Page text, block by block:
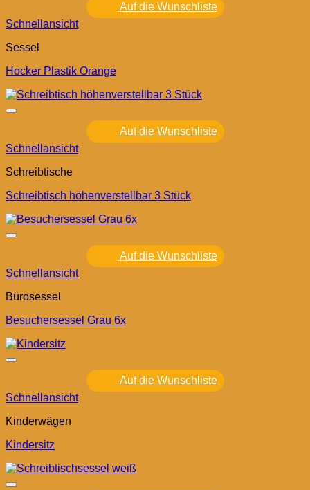
Auf die Wunschliste
Schnellansicht
Sessel
Hocker Plastik Orange
Auf die Wunschliste
Schnellansicht
Schreibtische
Schreibtisch höhenverstellbar 3 Stück
Auf die Wunschliste
Schnellansicht
Bürosessel
Besuchersessel Grau 6x
Auf die Wunschliste
Schnellansicht
Kinderwägen
Kindersitz